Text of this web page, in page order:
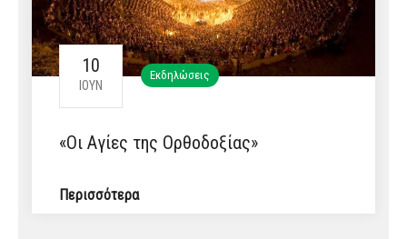
10
ΙΟΎΝ
Εκδηλώσεις
«Οι Αγίες της Ορθοδοξίας»
Περισσότερα